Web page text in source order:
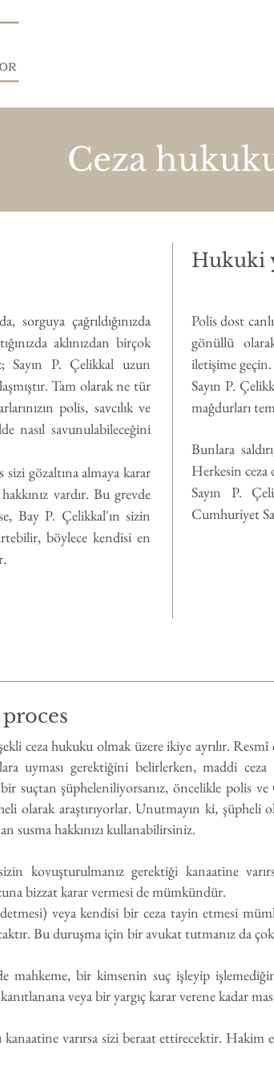
Ceza
Hukuki
Polis dost
gönüllü
iletişime geçin.
Sayın P.
mağdurları
Bunlara
Herkesin ceza
Sayın P.
Cumhuriyet
sorguya çağrıldığınızda
aklınızdan birçok
Sayın P. Çelikkal uzun
Tam olarak ne tür
polis, savcılık ve
nasıl savunulabileceğini
gözaltına almaya karar
vardır. Bu grevde
Bay P. Çelikkal'ın sizin
böylece kendisi en
ceza hukuku olmak üzere ikiye ayrılır. Resmî
uyması gerektiğini belirlerken, maddi
bir suçtan şüpheleniliyorsanız, öncelikle polis
olarak araştırıyorlar. Unutmayın ki,
susma hakkınızı kullanabilirsiniz.
kovuşturulmanız gerektiği kanaatine
bizzat karar vermesi de mümkündür.
veya kendisi bir ceza tayin etmesi
Bu duruşma için bir avukat tutmanız da çok
mahkeme, bir kimsenin suç işleyip
veya bir yargıç karar verene kadar
varırsa sizi beraat ettirecektir. Hakim